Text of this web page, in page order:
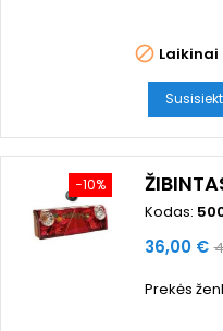

−10%
Kodas:
Kaina
36,00 €
Prekės